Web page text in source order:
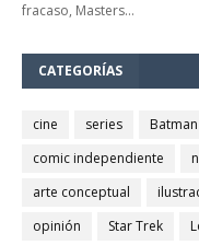
fracaso, Masters…
CATEGORÍAS
cine series Batman
comic independiente
arte conceptual
opinión
Star Trek